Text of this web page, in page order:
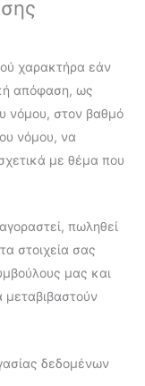
χαρακτήρα εάν
απόφαση, ως
νόμου, στον βαθμό
νόμου, να
με θέμα που
πωληθεί
στοιχεία σας
μας και
μεταβιβαστούν
δεδομένων